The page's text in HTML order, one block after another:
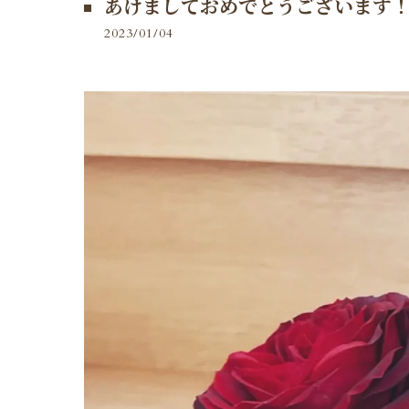
あけましておめでとうございます
2023/01/04